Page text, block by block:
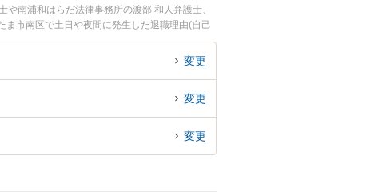
南浦和はらだ法律事務所の渡部 和人弁護士、
市南区で土日や夜間に発生した退職理由(自己
護士を検索したい』『初回相談無料で退職理由
変更
変更
変更